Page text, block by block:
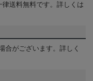
送料無料です。詳しくは
合がございます。詳しく